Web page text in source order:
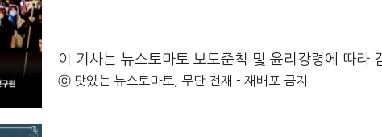
이 기사는 뉴스토마토 보도준칙 및 윤리강령에 따라
ⓒ 맛있는 뉴스토마토, 무단 전재 - 재배포 금지